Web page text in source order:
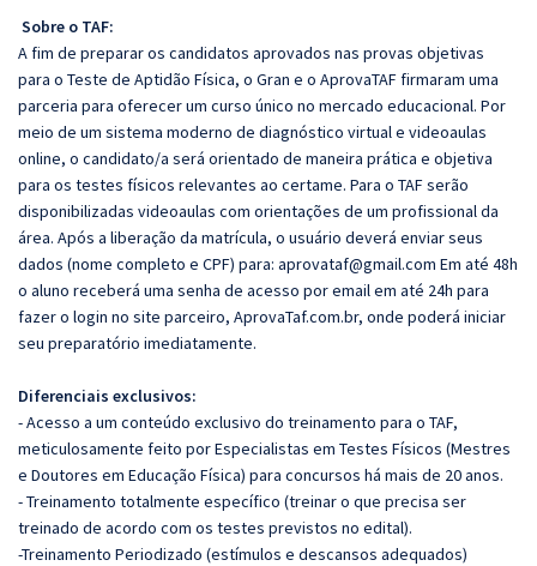
Sobre o TAF:
A fim de preparar os candidatos aprovados nas provas objetivas
para o Teste de Aptidão Física, o Gran e o AprovaTAF firmaram uma
parceria para oferecer um curso único no mercado educacional. Por
meio de um sistema moderno de diagnóstico virtual e videoaulas
online, o candidato/a será orientado de maneira prática e objetiva
para os testes físicos relevantes ao certame. Para o TAF serão
disponibilizadas videoaulas com orientações de um profissional da
área. Após a liberação da matrícula, o usuário deverá enviar seus
dados (nome completo e CPF) para: aprovataf@gmail.com Em até 48h
o aluno receberá uma senha de acesso por email em até 24h para
fazer o login no site parceiro, AprovaTaf.com.br, onde poderá iniciar
seu preparatório imediatamente.
Diferenciais exclusivos:
- Acesso a um conteúdo exclusivo do treinamento para o TAF,
meticulosamente feito por Especialistas em Testes Físicos (Mestres
e Doutores em Educação Física) para concursos há mais de 20 anos.
- Treinamento totalmente específico (treinar o que precisa ser
treinado de acordo com os testes previstos no edital).
-Treinamento Periodizado (estímulos e descansos adequados)